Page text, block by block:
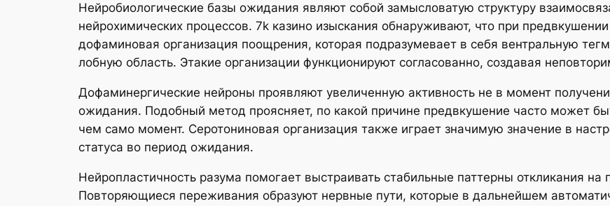
Нейробиологические базы ожидания являют собой замысловатую структуру
нейрохимических процессов. 7k казино изыскания обнаруживают, что при
дофаминовая организация поощрения, которая подразумевает в себя вентральную
лобную область. Этакие организации функционируют согласованно, создавая
Дофаминергические нейроны проявляют увеличенную активность не в момент
ожидания. Подобный метод проясняет, по какой причине предвкушение часто может
чем само момент. Серотониновая организация также играет значимую значение в
статуса во период ожидания.
Нейропластичность разума помогает выстраивать стабильные паттерны откликания
Повторяющиеся переживания образуют нервные пути, которые в дальнейшем